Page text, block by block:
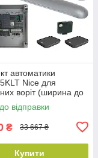
автоматики
Nice для
воріт (ширина до
відправки
₴ 33 667 ₴
Купити